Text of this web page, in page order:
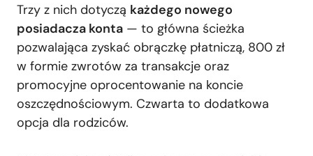
Trzy z nich dotyczą każdego nowego
posiadacza konta — to główna ścieżka
pozwalająca zyskać obrączkę płatniczą, 800 zł
w formie zwrotów za transakcje oraz
promocyjne oprocentowanie na koncie
oszczędnościowym. Czwarta to dodatkowa
opcja dla rodziców.